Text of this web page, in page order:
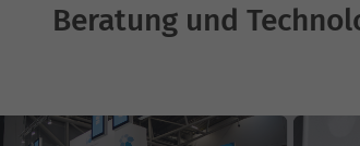
Beratung und